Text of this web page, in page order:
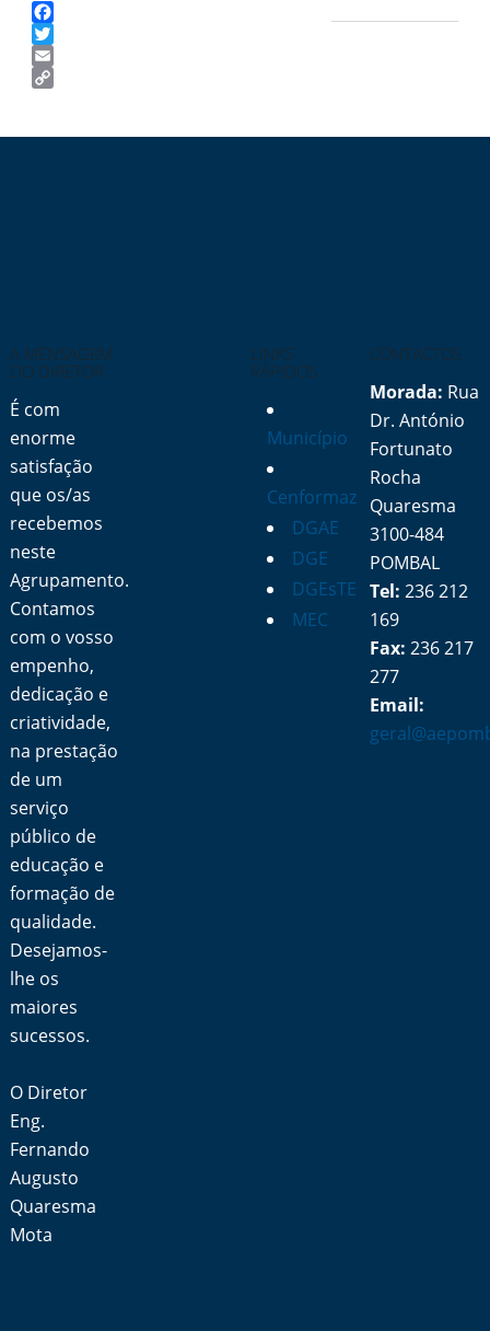
Facebook
Twitter
Email
A MENSAGEM
DO DIRETOR
É com
enorme
satisfação
que os/as
recebemos
neste
Agrupamento.
Contamos
com o vosso
empenho,
dedicação e
criatividade,
na prestação
de um
serviço
público de
educação e
formação de
qualidade.
Desejamos-
lhe os
maiores
sucessos.
O Diretor
Eng.
Fernando
Augusto
Quaresma
Mota
LINKS
RÁPIDOS
Município
Cenformaz
DGAE
DGE
DGEsTE
MEC
CONTACTOS
Morada: Rua
Dr. António
Fortunato
Rocha
Quaresma
3100-484
POMBAL
Tel: 236 212
169
Fax: 236 217
277
Email: